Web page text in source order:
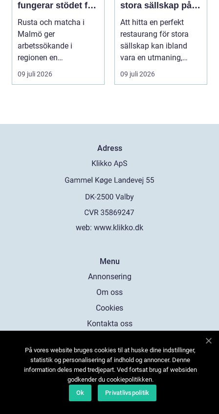
fungerar stödet för
dig som söker jobb
Rusta och matcha i
Malmö ger
arbetssökande i
regionen en
strukturerad och
09 juli 2026
stora sällskap på
Östermalm i
Stockholm
Att hitta en perfekt
restaurang för stora
sällskap kan ibland
vara en utmaning,
särsk...
09 juli 2026
Adress
web: www.klikko.dk
Menu
Annonsering
Om oss
Cookies
Kontakta oss
På vores website bruges cookies til at huske dine indstillinger,
statistik og personalisering af indhold og annoncer. Denne
information deles med tredjepart. Ved fortsat brug af websiden
godkender du cookiepolitikken.
Ok
Privatlivspolitik